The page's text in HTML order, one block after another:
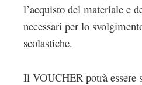
l’acquisto del materiale e
necessari per lo
scolastiche.
Il VOUCHER potrà essere